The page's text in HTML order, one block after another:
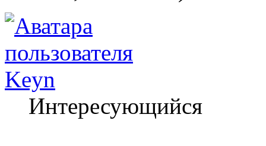
Keyn
Интересующийся